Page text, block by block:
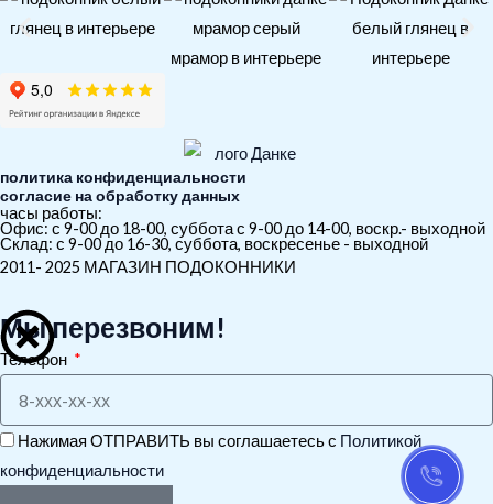
политика конфиденциальности
согласие на обработку данных
часы работы:
Офис: с 9-00 до 18-00, суббота с 9-00 до 14-00, воскр.- выходной
Склад: с 9-00 до 16-30, суббота, воскресенье - выходной
2011- 2025 МАГАЗИН ПОДОКОННИКИ
Мы перезвоним!
Телефон
Нажимая ОТПРАВИТЬ вы соглашаетесь с Политикой
конфиденциальности